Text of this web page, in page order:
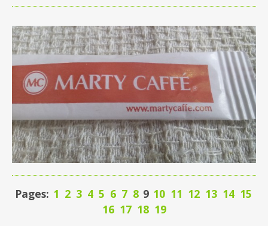
Pages: 1 2 3 4 5 6 7 8 9 10 11 12 13 14 15
16 17 18 19